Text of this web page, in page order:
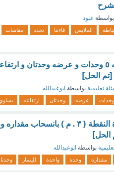
بواسطة عبود
الملابس فاءننا نحدد مقاسات
تعليمية بواسطة ابوعبدالله
وحدات عرضه وحدتان ارتفاعه
كانت النقطة (٢ ، ٥) هي صورة النقطة ( ٣ . م
الحل]
بواسطة ابوعبدالله
مقداره وحدة واحدة لليسار